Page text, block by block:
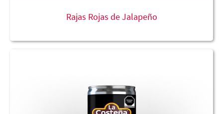
Rajas Rojas de Jalapeño